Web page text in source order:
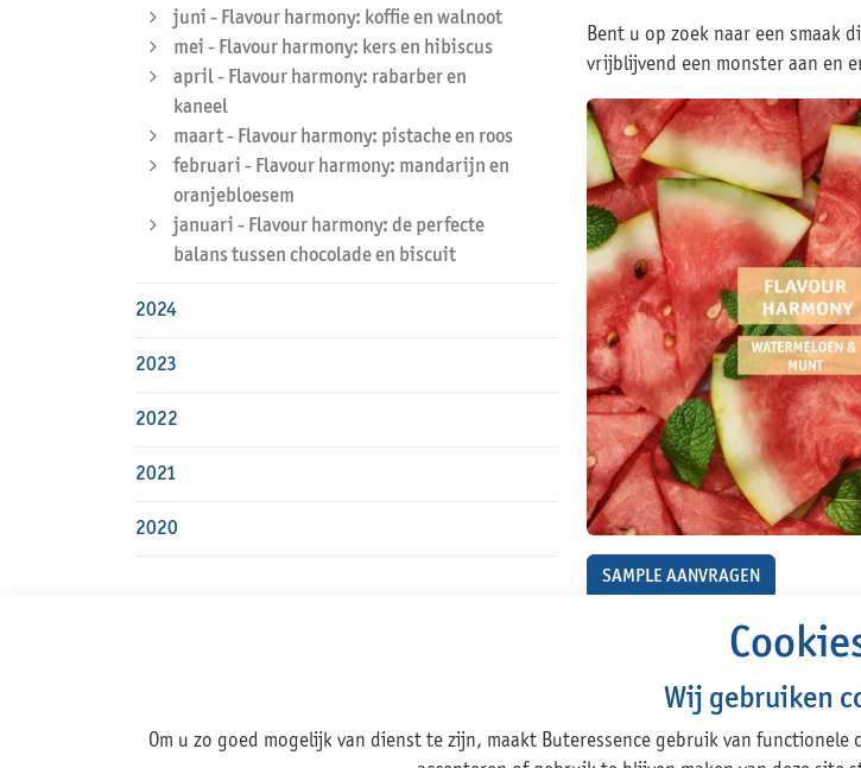
Bent u op zoek naar een smaak
vrijblijvend een monster aan en
SAMPLE AANVRAGEN
juni - Flavour harmony: koffie en walnoot
mei - Flavour harmony: kers en hibiscus
april - Flavour harmony: rabarber en
kaneel
maart - Flavour harmony: pistache en roos
februari - Flavour harmony: mandarijn en
oranjebloesem
januari - Flavour harmony: de perfecte
balans tussen chocolade en biscuit
2024
2023
2022
2021
2020
Adres
Wij gebruiken
Om u zo goed mogelijk van dienst te zijn, maakt Buteressence gebruik van